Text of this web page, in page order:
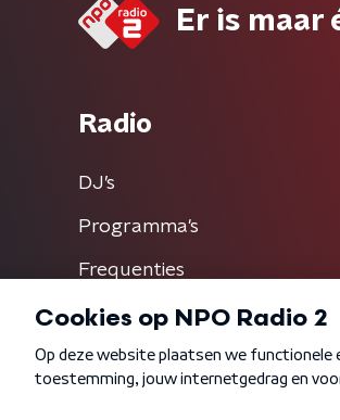
Er is maar
Radio
DJ’s
Programma's
Frequenties
Algemene voorwaarden